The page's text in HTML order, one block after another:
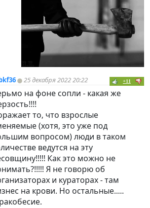
25 декабря 2022 20:22 +11
на фоне сопли - какая же
то, что взрослые
(хотя, это уже под
вопросом) люди в таком
ведутся на эту
Как это можно не
Я не говорю об
и кураторах - там
на крови. Но остальные.....